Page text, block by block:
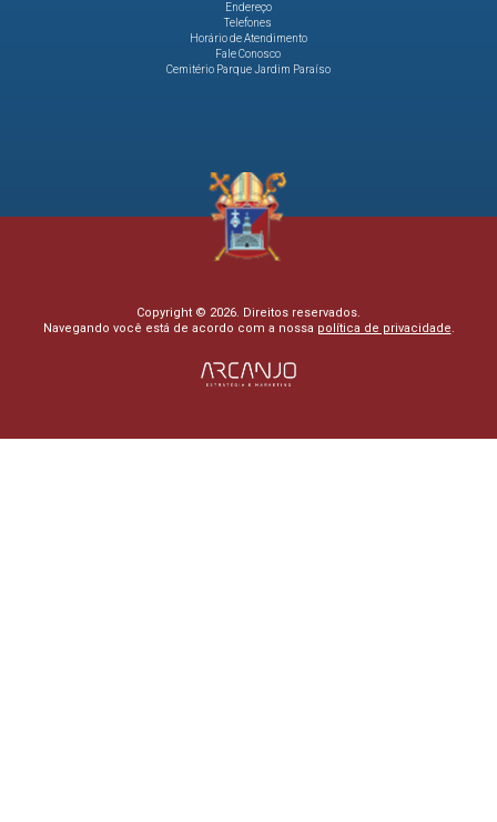
Endereço
Telefones
Horário de Atendimento
Fale Conosco
Cemitério Parque Jardim Paraíso
Copyright © 2026. Direitos reservados.
Navegando você está de acordo com a nossa política de privacidade.